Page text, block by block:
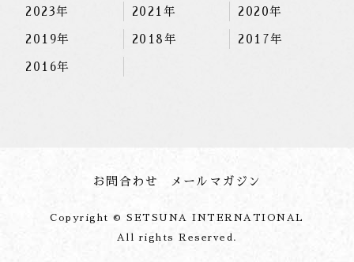
2023年 2021年 2020年
2019年 2018年 2017年
2016年
お問合わせ メールマガジン
Copyright © SETSUNA INTERNATIONAL
All rights Reserved.